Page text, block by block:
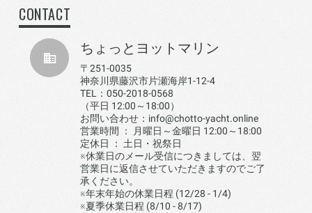
CONTACT
ちょっとヨットマリン
〒251-0035
神奈川県藤沢市片瀬海岸1-12-4
TEL：050-2018-0568
（平日 12:00～18:00）
お問い合わせ：info@chotto-yacht.online
営業時間 ： 月曜日～金曜日 12:00～18:00
定休日 ： 土日・祝祭日
※休業日のメール受信につきましては、翌
営業日に返信させていただきますのでご了
承ください。
※年末年始の休業日程 (12/28 - 1/4)
※夏季休業日程 (8/10 - 8/17)